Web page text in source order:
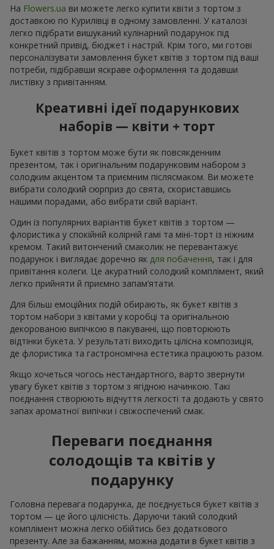
На Flowers.ua ви можете легко купити квіти з тортом з
доставкою по Курилівці в одному замовленні. У каталозі
легко підібрати вишуканий кулінарний подарунок під
конкретний привід, бюджет і настрій. Крім того, ми готові
персоналізувати замовлення букет квітів з тортом під ваші
потреби, підібравши яскраве оформлення та додавши
листівку з привітанням.
Креативні ідеї подарункових
наборів — квіти + торт
Букет квітів з тортом може бути як повсякденним
презентом, так і оригінальним подарунковим набором з
солодким акцентом та приємним післясмаком. Ви можете
вибрати солодкий сюрприз до свята, скориставшись
нашими порадами, або вибрати свій варіант.
Один із популярних варіантів букет квітів з тортом —
флористика у спокійній колірній гамі та міні-торт із ніжним
кремом. Такий витончений смаколик не перевантажує
подарунок і виглядає доречно як для побачення, так і для
привітання колеги. Це акуратний солодкий комплімент, який
легко прийняти й приємно запам’ятати.
Для більш емоційних подій обирають, як букет квітів з
тортом набори з квітами у коробці та оригінальною
декорованою випічкою в пакуванні, що повторюють
відтінки букета. У результаті виходить цілісна композиція,
де флористика та гастрономічна естетика працюють разом.
Якщо хочеться чогось нестандартного, варто звернути
увагу букет квітів з тортом з ягідною начинкою. Такі
поєднання створюють відчуття легкості та додають у свято
запах ароматної випічки і свіжоспечений смак.
Переваги поєднання
солодощів та квітів у
подарунку
Головна перевага подарунка, де поєднується букет квітів з
тортом — це його цілісність. Даруючи такий солодкий
комплімент можна легко обійтись без додаткового
презенту. Але за бажанням, можна додати в букет квітів з